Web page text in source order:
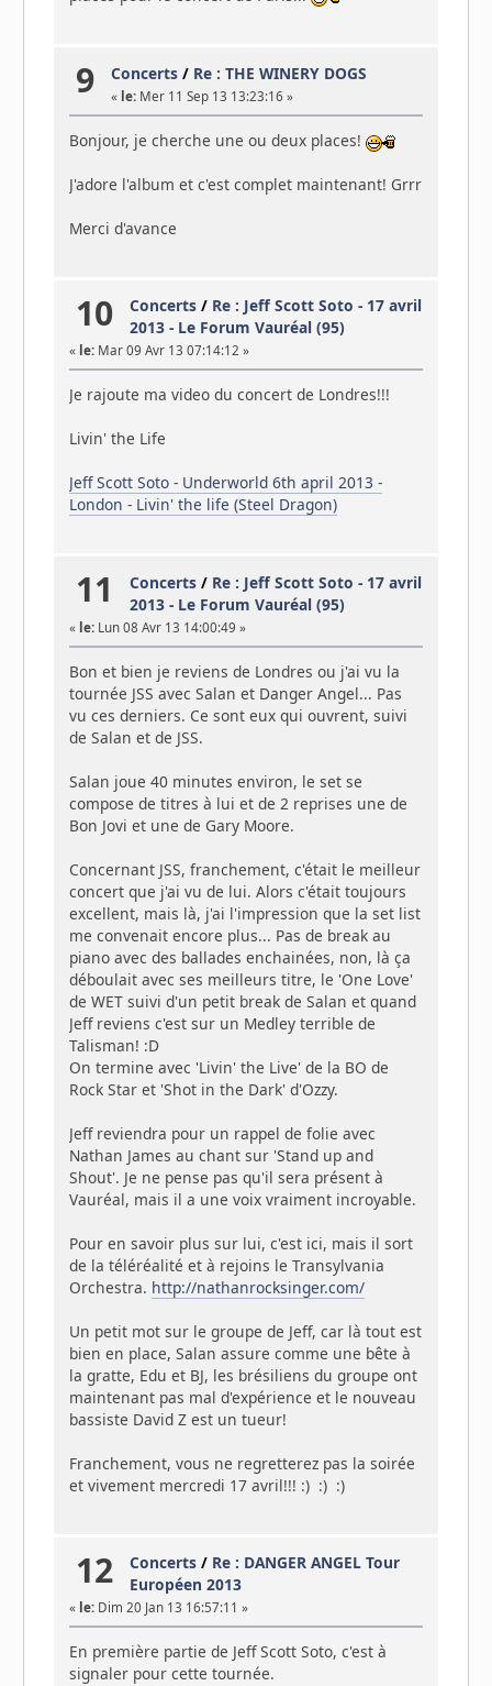
9 Concerts / Re : THE WINERY DOGS
« le: Mer 11 Sep 13 13:23:16 »
Bonjour, je cherche une ou deux places!
J'adore l'album et c'est complet maintenant! Grrr
Merci d'avance
10 Concerts / Re : Jeff Scott Soto - 17 avril
2013 - Le Forum Vauréal (95)
« le:Mar 09 Avr 13 07:14:12 »
Je rajoute ma video du concert de Londres!!!
Livin' the Life
Jeff Scott Soto - Underworld 6th april 2013 -
London - Livin' the life (Steel Dragon)
11 Concerts / Re : Jeff Scott Soto - 17 avril
2013 - Le Forum Vauréal (95)
« le:Lun 08 Avr 13 14:00:49 »
Bon et bien je reviens de Londres ou j'ai vu la
tournée JSS avec Salan et Danger Angel... Pas
vu ces derniers. Ce sont eux qui ouvrent, suivi
de Salan et de JSS.
Salan joue 40 minutes environ, le set se
compose de titres à lui et de 2 reprises une de
Bon Jovi et une de Gary Moore.
Concernant JSS, franchement, c'était le meilleur
concert que j'ai vu de lui. Alors c'était toujours
excellent, mais là, j'ai l'impression que la set list
me convenait encore plus... Pas de break au
piano avec des ballades enchainées, non, là ça
déboulait avec ses meilleurs titre, le 'One Love'
de WET suivi d'un petit break de Salan et quand
Jeff reviens c'est sur un Medley terrible de
Talisman! :D
On termine avec 'Livin' the Live' de la BO de
Rock Star et 'Shot in the Dark' d'Ozzy.
Jeff reviendra pour un rappel de folie avec
Nathan James au chant sur 'Stand up and
Shout'. Je ne pense pas qu'il sera présent à
Vauréal, mais il a une voix vraiment incroyable.
Pour en savoir plus sur lui, c'est ici, mais il sort
de la téléréalité et à rejoins le Transylvania
Orchestra. http://nathanrocksinger.com/
Un petit mot sur le groupe de Jeff, car là tout est
bien en place, Salan assure comme une bête à
la gratte, Edu et BJ, les brésiliens du groupe ont
maintenant pas mal d'expérience et le nouveau
bassiste David Z est un tueur!
Franchement, vous ne regretterez pas la soirée
et vivement mercredi 17 avril!!! :) :) :)
12 Concerts / Re : DANGER ANGEL Tour
Européen 2013
« le:Dim 20 Jan 13 16:57:11 »
En première partie de Jeff Scott Soto, c'est à
signaler pour cette tournée.